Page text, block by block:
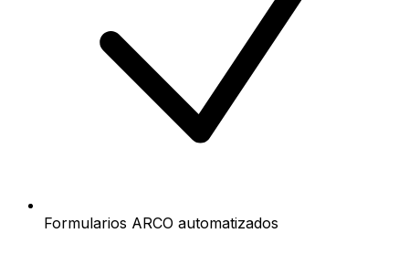
Formularios ARCO automatizados